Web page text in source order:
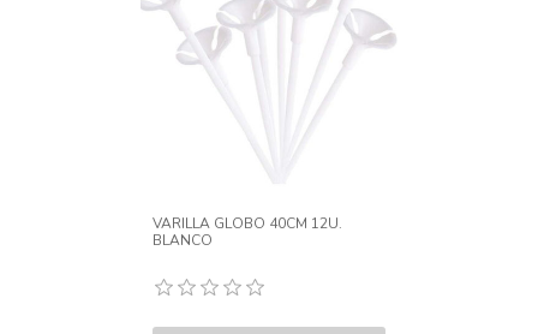
VARILLA GLOBO 40CM 12U.
BLANCO